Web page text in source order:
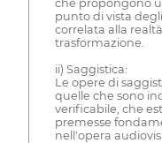
che propongono
punto di vista
correlata alla
trasformazione.
ii) Saggistica:
Le opere di
quelle che sono
verificabile, che
premesse
nell'opera